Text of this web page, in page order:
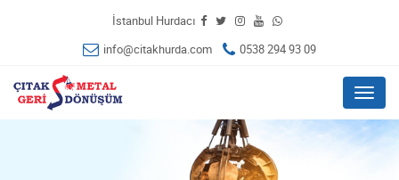
İstanbul Hurdacı
info@citakhurda.com
0538 294 93 09
Menu